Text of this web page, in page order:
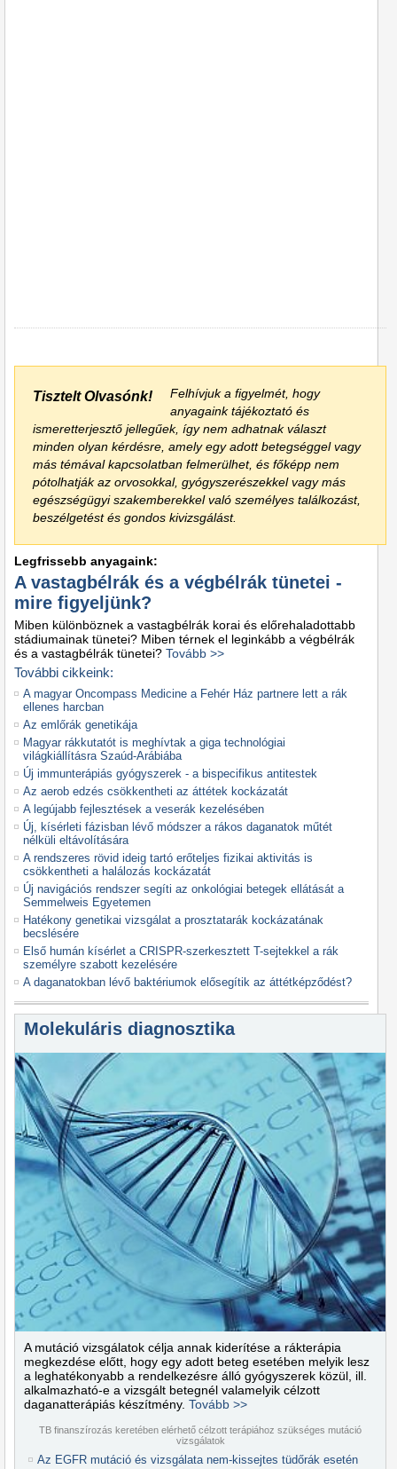
Tisztelt Olvasónk!
Felhívjuk a figyelmét, hogy
anyagaink tájékoztató és
ismeretterjesztő jellegűek, így nem adhatnak választ
minden olyan kérdésre, amely egy adott betegséggel vagy
más témával kapcsolatban felmerülhet, és főképp nem
pótolhatják az orvosokkal, gyógyszerészekkel vagy más
egészségügyi szakemberekkel való személyes találkozást,
beszélgetést és gondos kivizsgálást.
Legfrissebb anyagaink:
A vastagbélrák és a végbélrák tünetei -
mire figyeljünk?
Miben különböznek a vastagbélrák korai és előrehaladottabb
stádiumainak tünetei? Miben térnek el leginkább a végbélrák
és a vastagbélrák tünetei? Tovább >>
További cikkeink:
A magyar Oncompass Medicine a Fehér Ház partnere lett a rák
ellenes harcban
Az emlőrák genetikája
Magyar rákkutatót is meghívtak a giga technológiai
világkiállításra Szaúd-Arábiába
Új immunterápiás gyógyszerek - a bispecifikus antitestek
Az aerob edzés csökkentheti az áttétek kockázatát
A legújabb fejlesztések a veserák kezelésében
Új, kísérleti fázisban lévő módszer a rákos daganatok műtét
nélküli eltávolítására
A rendszeres rövid ideig tartó erőteljes fizikai aktivitás is
csökkentheti a halálozás kockázatát
Új navigációs rendszer segíti az onkológiai betegek ellátását a
Semmelweis Egyetemen
Hatékony genetikai vizsgálat a prosztatarák kockázatának
becslésére
Első humán kísérlet a CRISPR-szerkesztett T-sejtekkel a rák
személyre szabott kezelésére
A daganatokban lévő baktériumok elősegítik az áttétképződést?
Molekuláris diagnosztika
A mutáció vizsgálatok célja annak kiderítése a rákterápia
megkezdése előtt, hogy egy adott beteg esetében melyik lesz
a leghatékonyabb a rendelkezésre álló gyógyszerek közül, ill.
alkalmazható-e a vizsgált betegnél valamelyik célzott
daganatterápiás készítmény. Tovább >>
TB finanszírozás keretében elérhető célzott terápiához szükséges mutáció
vizsgálatok
Az EGFR mutáció és vizsgálata nem-kissejtes tüdőrák esetén